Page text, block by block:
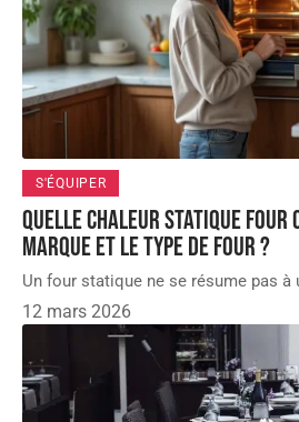
S'ÉQUIPER
Quelle chaleur statique four
marque et le type de four ?
Un four statique ne se résume pas
12 mars 2026